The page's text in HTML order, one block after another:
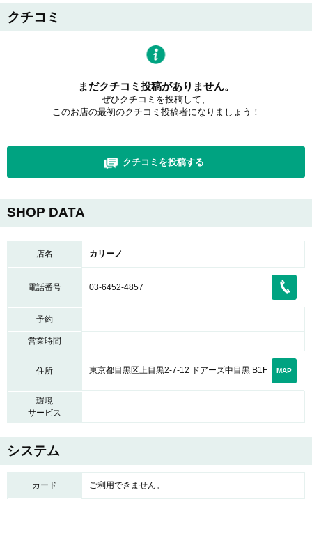
クチコミ
まだクチコミ投稿がありません。
ぜひクチコミを投稿して、
このお店の最初のクチコミ投稿者になりましょう！
クチコミを投稿する
SHOP DATA
店名 カリーノ
電話番号 03-6452-4857
予約
営業時間
住所 東京都目黒区上目黒2-7-12 ドアーズ中目黒 B1F MAP
環境
サービス
システム
カード ご利用できません。